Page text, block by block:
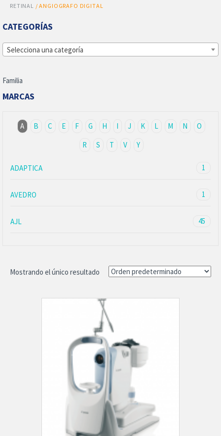
RETINAL / ANGIOGRAFO DIGITAL
CATEGORÍAS
Selecciona una categoría
Familia
MARCAS
A B C E F G H I J K L M N
O
R
S T V Y
ADAPTICA 1
AVEDRO 1
AJL 45
Mostrando el único resultado